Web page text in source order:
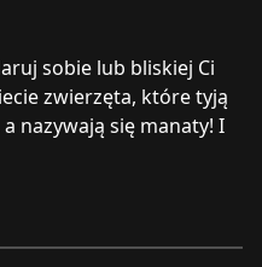
sobie lub bliskiej Ci
zwierzęta, które tyją
nazywają się manaty! I